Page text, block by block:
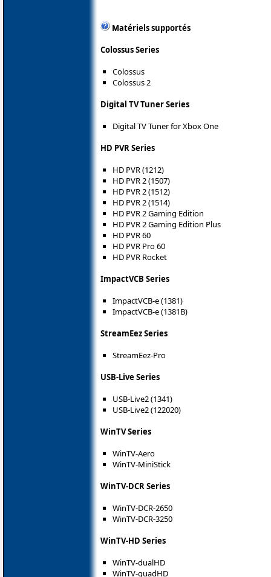
Matériels supportés
Colossus Series
Colossus
Colossus 2
Digital TV Tuner Series
Digital TV Tuner for Xbox One
HD PVR Series
HD PVR (1212)
HD PVR 2 (1507)
HD PVR 2 (1512)
HD PVR 2 (1514)
HD PVR 2 Gaming Edition
HD PVR 2 Gaming Edition Plus
HD PVR 60
HD PVR Pro 60
HD PVR Rocket
ImpactVCB Series
ImpactVCB-e (1381)
ImpactVCB-e (1381B)
StreamEez Series
StreamEez-Pro
USB-Live Series
USB-Live2 (1341)
USB-Live2 (122020)
WinTV Series
WinTV-Aero
WinTV-MiniStick
WinTV-DCR Series
WinTV-DCR-2650
WinTV-DCR-3250
WinTV-HD Series
WinTV-dualHD
WinTV-quadHD